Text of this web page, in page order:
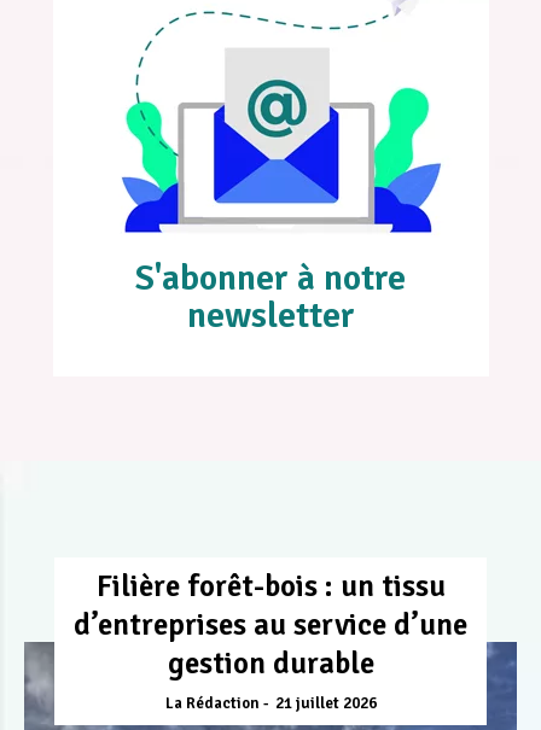
S'abonner à notre
newsletter
Filière forêt-bois : un tissu
d’entreprises au service d’une
gestion durable
La Rédaction 21 juillet 2026